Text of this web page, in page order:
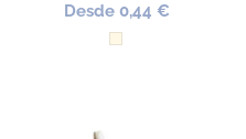
Desde 0,44 €
Natural